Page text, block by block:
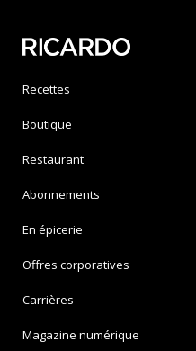
Recettes
Boutique
Restaurant
Abonnements
En épicerie
Offres corporatives
Carrières
Magazine numérique